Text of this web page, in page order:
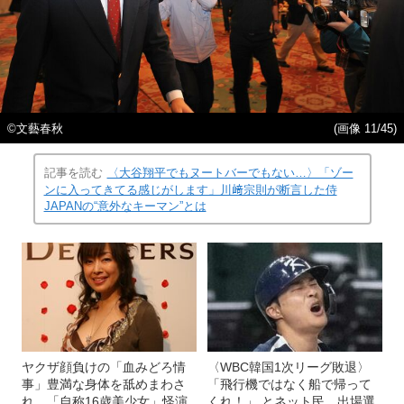
©文藝春秋 (画像 11/45)
記事を読む
〈大谷翔平でもヌートバーでもない…〉「ゾー
ンに入ってきてる感じがします」川﨑宗則が断言した侍
JAPANの“意外なキーマン”とは
ヤクザ顔負けの「血みどろ情
事」豊満な身体を舐めまわさ
〈WBC韓国1次リーグ敗退〉
「飛行機ではなく船で帰って